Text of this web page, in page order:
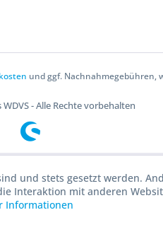
und ggf. Nachnahmegebühren,
- Alle Rechte vorbehalten
und stets gesetzt werden.
Interaktion mit anderen
Informationen